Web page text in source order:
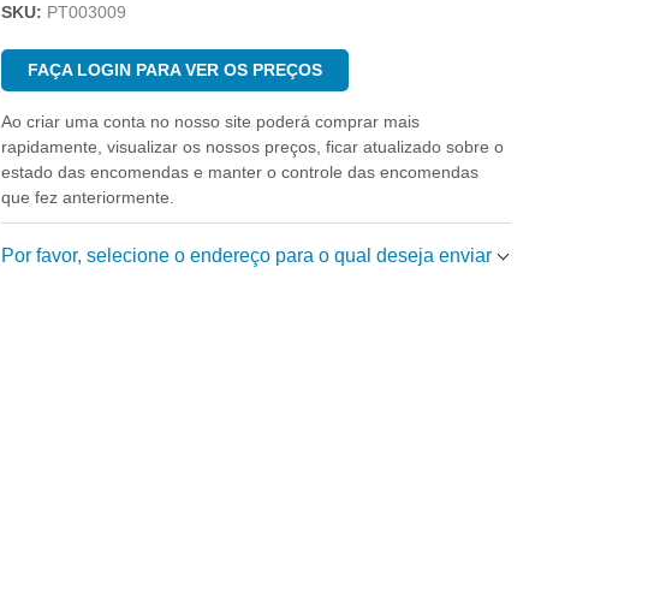
SKU: PT003009
FAÇA LOGIN PARA VER OS PREÇOS
Ao criar uma conta no nosso site poderá comprar mais
rapidamente, visualizar os nossos preços, ficar atualizado sobre o
estado das encomendas e manter o controle das encomendas
que fez anteriormente.
Por favor, selecione o endereço para o qual deseja enviar